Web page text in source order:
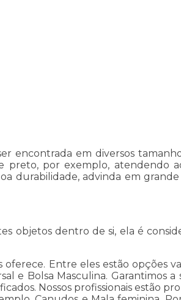
encontrada em diversos
preto, por exemplo, atendendo
durabilidade, advinda em
objetos dentro de si, ela é
Entre eles estão opções
e Bolsa Masculina. Garantimos a
Nossos profissionais estão